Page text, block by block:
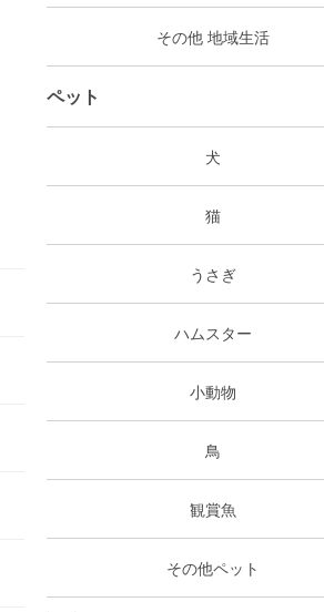
その他 地域生活
ペット
犬
猫
うさぎ
ハムスター
小動物
鳥
観賞魚
その他ペット